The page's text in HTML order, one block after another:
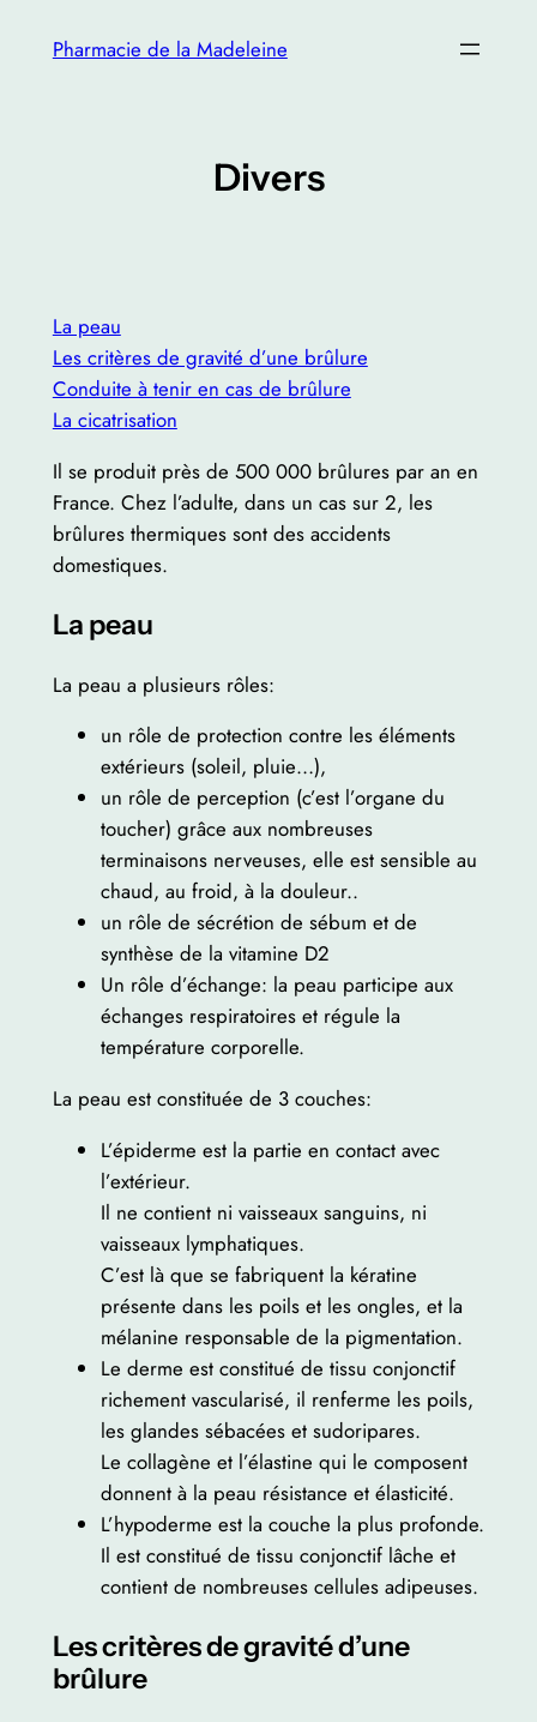
Pharmacie de la Madeleine
Divers
La peau
Les critères de gravité d’une brûlure
Conduite à tenir en cas de brûlure
La cicatrisation
Il se produit près de 500 000 brûlures par an en
France. Chez l’adulte, dans un cas sur 2, les
brûlures thermiques sont des accidents
domestiques.
La peau
La peau a plusieurs rôles:
un rôle de protection contre les éléments
extérieurs (soleil, pluie…),
un rôle de perception (c’est l’organe du
toucher) grâce aux nombreuses
terminaisons nerveuses, elle est sensible au
chaud, au froid, à la douleur..
un rôle de sécrétion de sébum et de
synthèse de la vitamine D2
Un rôle d’échange: la peau participe aux
échanges respiratoires et régule la
température corporelle.
La peau est constituée de 3 couches:
L’épiderme est la partie en contact avec
l’extérieur.
Il ne contient ni vaisseaux sanguins, ni
vaisseaux lymphatiques.
C’est là que se fabriquent la kératine
présente dans les poils et les ongles, et la
mélanine responsable de la pigmentation.
Le derme est constitué de tissu conjonctif
richement vascularisé, il renferme les poils,
les glandes sébacées et sudoripares.
Le collagène et l’élastine qui le composent
donnent à la peau résistance et élasticité.
L’hypoderme est la couche la plus profonde.
Il est constitué de tissu conjonctif lâche et
contient de nombreuses cellules adipeuses.
Les critères de gravité d’une
brûlure